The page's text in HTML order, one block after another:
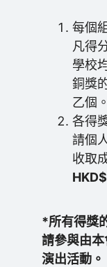
每個
凡得
學校
銅獎
乙個。
各得
請個
收取
*所有得獎
請參與由
演出活動。